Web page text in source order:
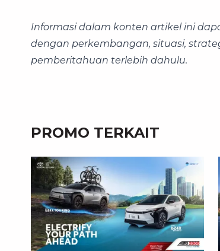
Informasi dalam konten artikel ini
dengan perkembangan, situasi,
pemberitahuan terlebih dahulu.
PROMO TERKAIT